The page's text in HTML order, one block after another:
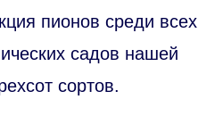
пионов среди всех
садов нашей
сортов.